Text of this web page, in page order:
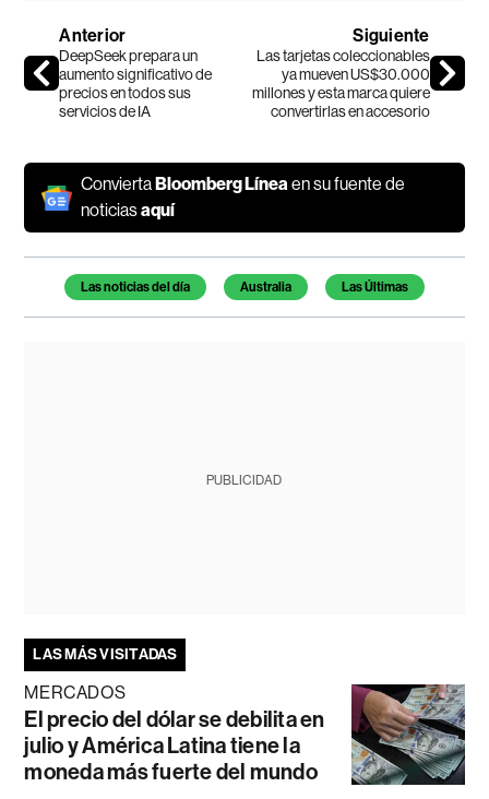
Anterior
DeepSeek prepara un
aumento significativo de
precios en todos sus
servicios de IA
Siguiente
Las tarjetas coleccionables
ya mueven US$30.000
millones y esta marca quiere
convertirlas en accesorio
Convierta Bloomberg Líneaen su fuente de
noticiasaquí
Temas de este artículo
Las noticias del día Australia Las Últimas
PUBLICIDAD
LAS MÁS VISITADAS
MERCADOS
El precio del dólar se debilita en
julio y América Latina tiene la
moneda más fuerte del mundo